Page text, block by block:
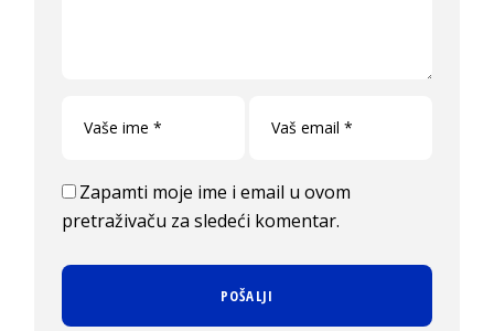
Zapamti moje ime i email u ovom
pretraživaču za sledeći komentar.